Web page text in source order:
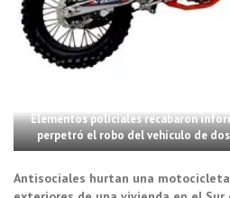
Elementos policiales recabaron
perpetró el robo del vehículo de
Antisociales hurtan una